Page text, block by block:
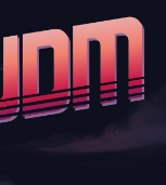
Ça va brûler
votre tour arrive
#JeuxVideo